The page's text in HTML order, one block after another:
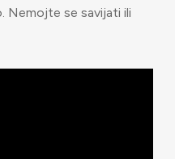
Nemojte se savijati ili